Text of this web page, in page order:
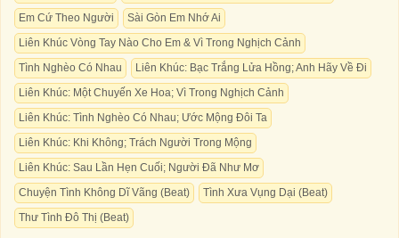
Em Cứ Theo Người
Sài Gòn Em Nhớ Ai
Liên Khúc Vòng Tay Nào Cho Em & Vì Trong Nghịch Cảnh
Tình Nghèo Có Nhau
Liên Khúc: Bạc Trắng Lửa Hồng; Anh Hãy Về Đi
Liên Khúc: Một Chuyến Xe Hoa; Vì Trong Nghịch Cảnh
Liên Khúc: Tình Nghèo Có Nhau; Ước Mộng Đôi Ta
Liên Khúc: Khi Không; Trách Người Trong Mộng
Liên Khúc: Sau Lần Hẹn Cuối; Người Đã Như Mơ
Chuyện Tình Không Dĩ Vãng (Beat)
Tình Xưa Vụng Dại (Beat)
Thư Tình Đô Thị (Beat)